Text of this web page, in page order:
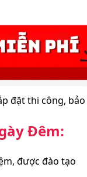
đặt thi công,
Đêm:
được đào tạo